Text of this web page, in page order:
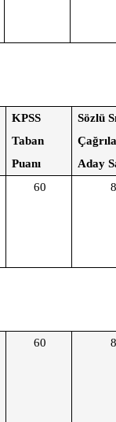
KPSS
Taban
Puanı
Sözlü
Aday
60 8
60 8